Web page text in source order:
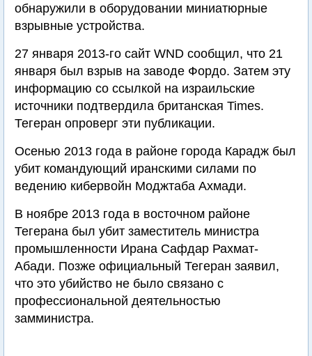
обнаружили в оборудовании миниатюрные
взрывные устройства.
27 января 2013-го сайт WND сообщил, что 21
января был взрыв на заводе Фордо. Затем эту
информацию со ссылкой на израильские
источники подтвердила британская Times.
Тегеран опроверг эти публикации.
Осенью 2013 года в районе города Карадж был
убит командующий иранскими силами по
ведению кибервойн Моджтаба Ахмади.
В ноябре 2013 года в восточном районе
Тегерана был убит заместитель министра
промышленности Ирана Сафдар Рахмат-
Абади. Позже официальный Тегеран заявил,
что это убийство не было связано с
профессиональной деятельностью
замминистра.